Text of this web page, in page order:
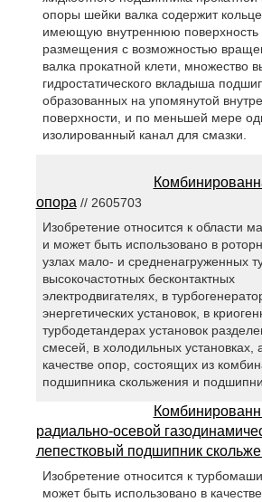
опоры шейки валка содержит
имеющую внутреннюю поверхность
размещения с возможностью
валка прокатной клети, множество
гидростатического вкладыша
образованных на упомянутой
поверхности, и по меньшей мере
изолированный канал для смазки.
опора // 2605703
Изобретение относится к области
и может быть использовано в
узлах мало- и средненагруженных
высокочастотных бесконтактных
электродвигателях, в
энергетических установок, в
турбодетандерах установок
смесей, в холодильных установках,
качестве опор, состоящих из
подшипника скольжения и
радиально-осевой
лепестковый подшипник
Изобретение относится к
может быть использовано в